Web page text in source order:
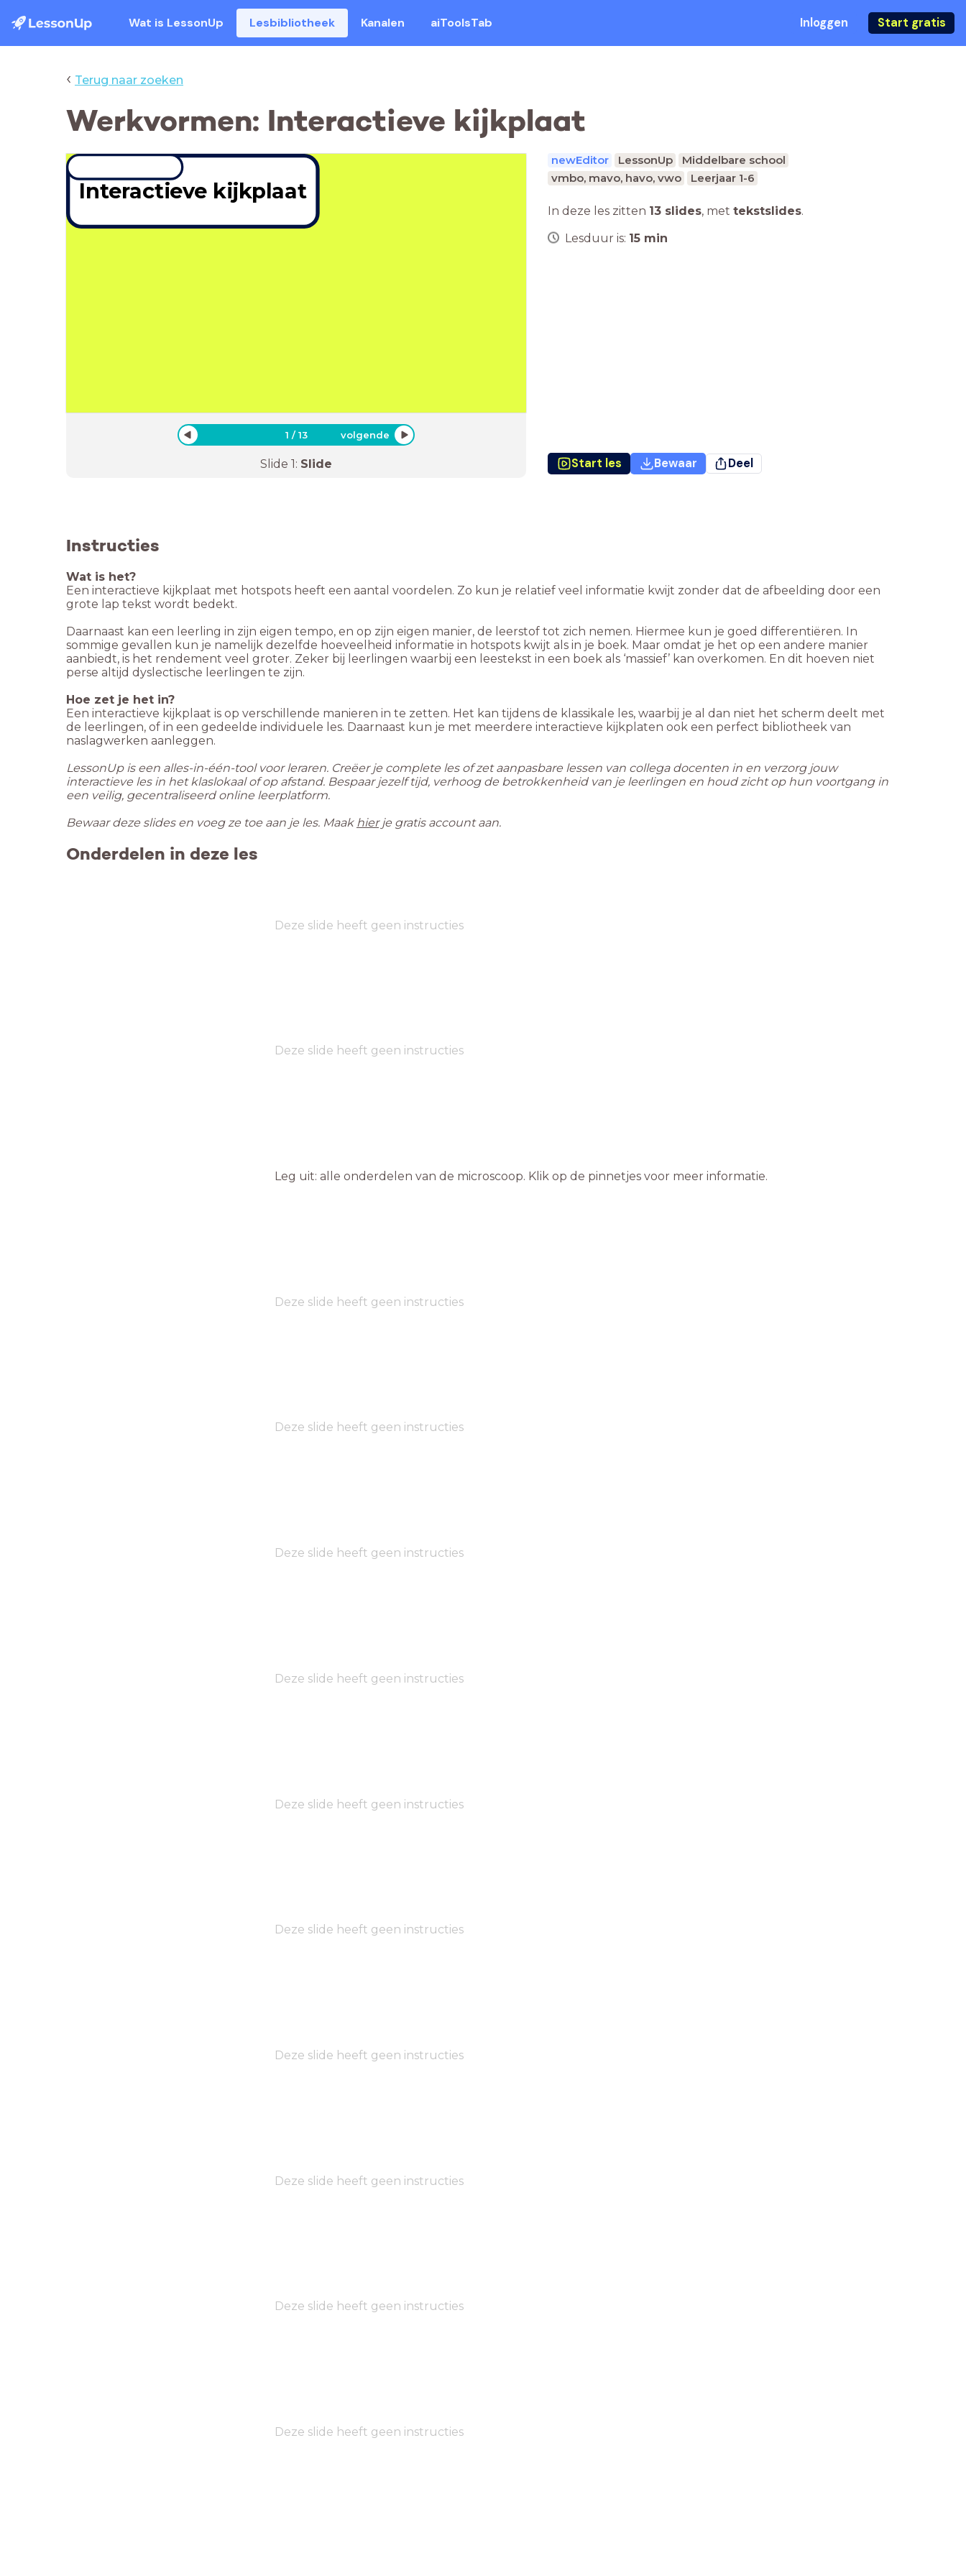
Wat is LessonUp Lesbibliotheek Kanalen aiToolsTab Inloggen Start gratis
‹ Terug naar zoeken
Werkvormen: Interactieve kijkplaat
Interactieve kijkplaat
1 /13 volgende
Slide 1: Slide
newEditor LessonUp
Middelbare school
vmbo, mavo, havo, vwo
Leerjaar 1-6
In deze les zitten 13 slides, met tekstslides.
Lesduur is: 15 min
Start les Bewaar Deel
Instructies
Wat is het?
Een interactieve kijkplaat met hotspots heeft een aantal voordelen. Zo kun je relatief veel informatie kwijt zonder dat de afbeelding door een
grote lap tekst wordt bedekt.
Daarnaast kan een leerling in zijn eigen tempo, en op zijn eigen manier, de leerstof tot zich nemen. Hiermee kun je goed differentiëren. In
sommige gevallen kun je namelijk dezelfde hoeveelheid informatie in hotspots kwijt als in je boek. Maar omdat je het op een andere manier
aanbiedt, is het rendement veel groter. Zeker bij leerlingen waarbij een leestekst in een boek als ‘massief’ kan overkomen. En dit hoeven niet
perse altijd dyslectische leerlingen te zijn.
Hoe zet je het in?
Een interactieve kijkplaat is op verschillende manieren in te zetten. Het kan tijdens de klassikale les, waarbij je al dan niet het scherm deelt met
de leerlingen, of in een gedeelde individuele les. Daarnaast kun je met meerdere interactieve kijkplaten ook een perfect bibliotheek van
naslagwerken aanleggen.
LessonUp is een alles-in-één-tool voor leraren. Creëer je complete les of zet aanpasbare lessen van collega docenten in en verzorg jouw
interactieve les in het klaslokaal of op afstand. Bespaar jezelf tijd, verhoog de betrokkenheid van je leerlingen en houd zicht op hun voortgang in
een veilig, gecentraliseerd online leerplatform.
Bewaar deze slides en voeg ze toe aan je les. Maak hierje gratis account aan.
Onderdelen in deze les
Deze slide heeft geen instructies
Deze slide heeft geen instructies
Leg uit: alle onderdelen van de microscoop. Klik op de pinnetjes voor meer informatie.
Deze slide heeft geen instructies
Deze slide heeft geen instructies
Deze slide heeft geen instructies
Deze slide heeft geen instructies
Deze slide heeft geen instructies
Deze slide heeft geen instructies
Deze slide heeft geen instructies
Deze slide heeft geen instructies
Deze slide heeft geen instructies
Deze slide heeft geen instructies